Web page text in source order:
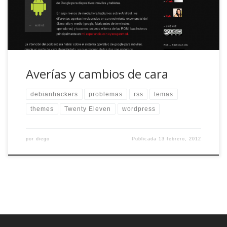
sindicación […]
Averías y cambios de cara
debianhackers problemas rss temas
themes Twenty Eleven wordpress
por diego Publicada 13 febrero, 2012